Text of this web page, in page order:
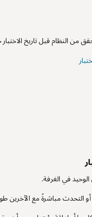
من النظام قبل تاريخ
في الغرفة.
التحدث مباشرةً مع الآخرين